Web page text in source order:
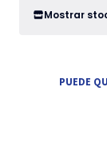
Mostrar
PUEDE